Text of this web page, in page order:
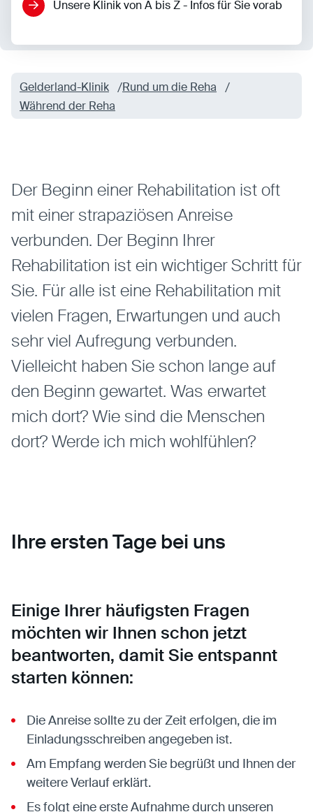
Unsere Klinik von A bis Z - Infos für Sie vorab
Gelderland-Klinik
Rund um die Reha
Während der Reha
Der Beginn einer Rehabilitation ist oft
mit einer strapaziösen Anreise
verbunden. Der Beginn Ihrer
Rehabilitation ist ein wichtiger Schritt für
Sie. Für alle ist eine Rehabilitation mit
vielen Fragen, Erwartungen und auch
sehr viel Aufregung verbunden.
Vielleicht haben Sie schon lange auf
den Beginn gewartet. Was erwartet
mich dort? Wie sind die Menschen
dort? Werde ich mich wohlfühlen?
Ihre ersten Tage bei uns
Einige Ihrer häufigsten Fragen
möchten wir Ihnen schon jetzt
beantworten, damit Sie entspannt
starten können:
Die Anreise sollte zu der Zeit erfolgen, die im
Einladungsschreiben angegeben ist.
Am Empfang werden Sie begrüßt und Ihnen der
weitere Verlauf erklärt.
Es folgt eine erste Aufnahme durch unseren
Statistiken
anonym. Diese Informationen helfen uns zu
verstehen, wie unsere Besucher unsere Website
nutzen.